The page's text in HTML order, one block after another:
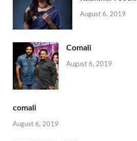
August 6, 2019
Comali
August 6, 2019
comali
August 6, 2019